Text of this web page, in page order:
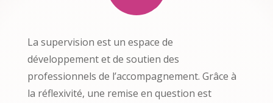
La supervision est un espace de
développement et de soutien des
professionnels de l’accompagnement. Grâce à
la réflexivité, une remise en question est